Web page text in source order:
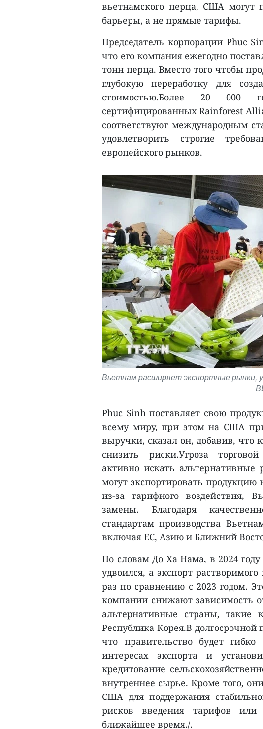
вьетнамского перца, США могут
барьеры, а не прямые тарифы.
Председатель корпорации Phuc
что его компания ежегодно
тонн перца. Вместо того чтобы
глубокую переработку для
стоимостью.Более 20 000
сертифицированных Rainforest
соответствуют международным
удовлетворить строгие
европейского рынков.
Вьетнам расширяет экспортные рынки,
Phuc Sinh поставляет свою
всему миру, при этом на США
выручки, сказал он, добавив,
снизить риски.Угроза
активно искать
могут экспортировать
из-за тарифного воздействия,
замены. Благодаря
стандартам производства
включая ЕС, Азию и Ближний
По словам До Ха Нама, в 2024
удвоился, а экспорт
раз по сравнению с 2023 годом.
компании снижают зависимость
альтернативные страны,
Республика Корея.В
что правительство будет
интересах экспорта и
кредитование
внутреннее сырье. Кроме того,
США для поддержания
рисков введения тарифов
ближайшее время./.